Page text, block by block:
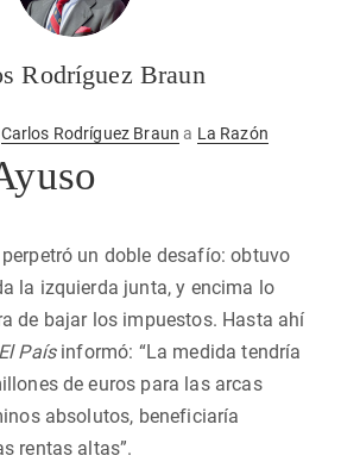
Rodríguez Braun
Carlos Rodríguez Braun a La Razón
un doble desafío: obtuvo
la izquierda junta, y encima lo
de bajar los impuestos. Hasta ahí
El Paísinformó: “La medida tendría
de euros para las arcas
absolutos, beneficiaría
rentas altas”.